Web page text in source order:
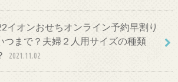
イオンおせちオンライン予約早割り
つまで？夫婦２人用サイズの種類
2021.11.02